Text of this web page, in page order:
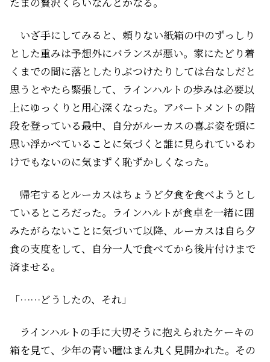
いざ手にしてみると、頼りない紙箱の中のずっしり
とした重みは予想外にバランスが悪い。家にたどり着
くまでの間に落としたりぶつけたりしては台なしだと
思うとやたら緊張して、ラインハルトの歩みは必要以
上にゆっくりと用心深くなった。アパートメントの階
段を登っている最中、自分がルーカスの喜ぶ姿を頭に
思い浮かべていることに気づくと誰に見られているわ
けでもないのに気まずく恥ずかしくなった。
帰宅するとルーカスはちょうど夕食を食べようとし
ているところだった。ラインハルトが食卓を一緒に囲
みたがらないことに気づいて以降、ルーカスは自ら夕
食の支度をして、自分一人で食べてから後片付けまで
済ませる。
「……どうしたの、それ」
ラインハルトの手に大切そうに抱えられたケーキの
箱を見て、少年の青い瞳はまん丸く見開かれた。その